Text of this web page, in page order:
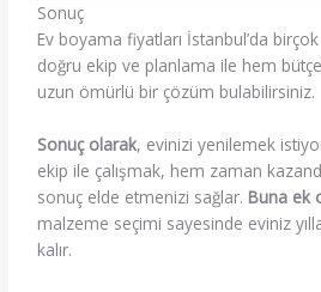
Sonuç
Ev boyama fiyatları İstanbul’da
doğru ekip ve planlama ile hem
uzun ömürlü bir çözüm bulabilirsiniz.
Sonuç olarak, evinizi yenilemek
ekip ile çalışmak, hem zaman
sonuç elde etmenizi sağlar. Buna ek
malzeme seçimi sayesinde eviniz
kalır.